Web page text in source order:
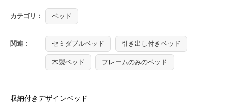
カテゴリ： ベッド
関連： セミダブルベッド 引き出し付きベッド
木製ベッド フレームのみのベッド
収納付きデザインベッド